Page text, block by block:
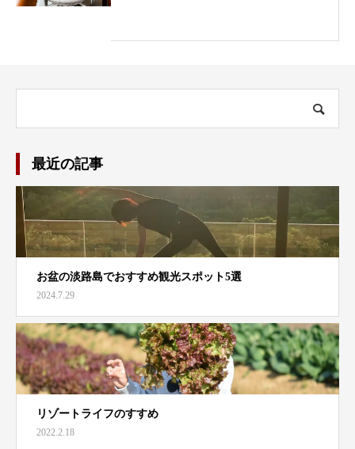
最近の記事
お盆の淡路島でおすすめ観光スポット5選
2024.7.29
リゾートライフのすすめ
2022.2.18